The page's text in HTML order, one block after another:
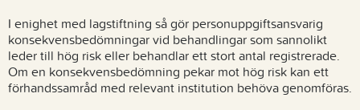
I enighet med lagstiftning så gör personuppgiftsansvarig
konsekvensbedömningar vid behandlingar som sannolikt
leder till hög risk eller behandlar ett stort antal registrerade.
Om en konsekvensbedömning pekar mot hög risk kan ett
förhandssamråd med relevant institution behöva genomföras.